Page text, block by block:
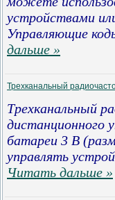
устройствами
Управляющие
дальше »
Трехканальный
Трехканальный
дистанционного
батареи 3 В
управлять
Читать дальше »